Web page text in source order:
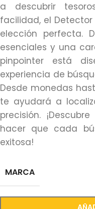
a descubrir
facilidad, el Detector
elección perfecta.
esenciales y una
pinpointer está
experiencia de
Desde monedas
te ayudará a
precisión.
hacer que cada
exitosa!
MARCA